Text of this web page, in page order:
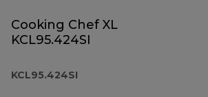
Cooking Chef XL
KCL95.424SI
KCL95.424SI